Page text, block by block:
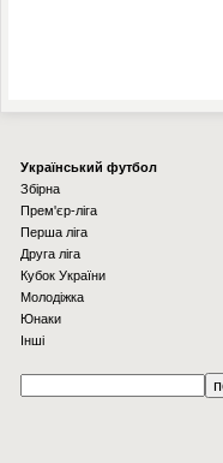
Українcький футбол
Збірна
Прем'єр-ліга
Перша ліга
Друга ліга
Кубок України
Молодіжка
Юнаки
Інші